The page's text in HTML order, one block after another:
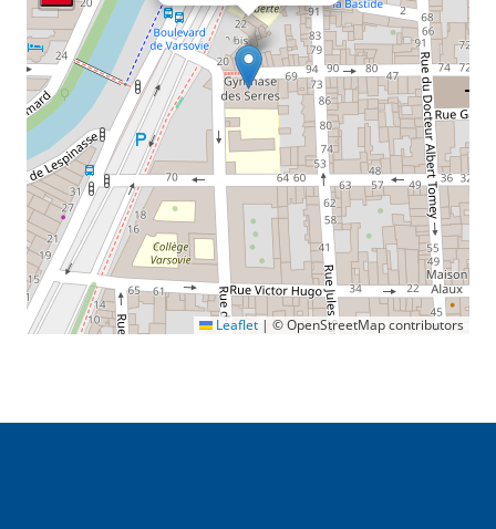
Recenter Map
Leaflet | © OpenStreetMap contributors